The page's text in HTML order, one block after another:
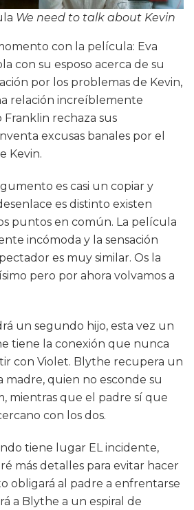
We need to talk about Kevin
con la película: Eva
con su esposo acerca de su
por los problemas de Kevin,
relación increíblemente
rechaza sus
excusas banales por el
Kevin.
es casi un copiar y
es distinto existen
puntos en común. La película
incómoda y la sensación
es muy similar. Os la
pero por ahora volvamos a
un segundo hijo, esta vez un
tiene la conexión que nunca
con Violet. Blythe recupera un
madre, quien no esconde su
mientras que el padre sí que
con los dos.
tiene lugar EL incidente,
más detalles para evitar hacer
obligará al padre a enfrentarse
a Blythe a un espiral de